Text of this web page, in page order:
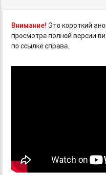
Внимание! Это короткий
просмотра полной версии
по ссылке справа.